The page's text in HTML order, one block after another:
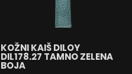
KOŽNI KAIŠ DILOY
DIL178.27 TAMNO ZELENA
BOJA